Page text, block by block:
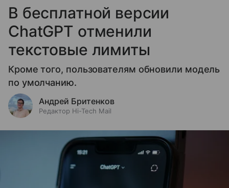
В бесплатной версии
ChatGPT отменили
текстовые лимиты
Кроме того, пользователям обновили модель
по умолчанию.
Андрей Бритенков
Редактор Hi-Tech Mail